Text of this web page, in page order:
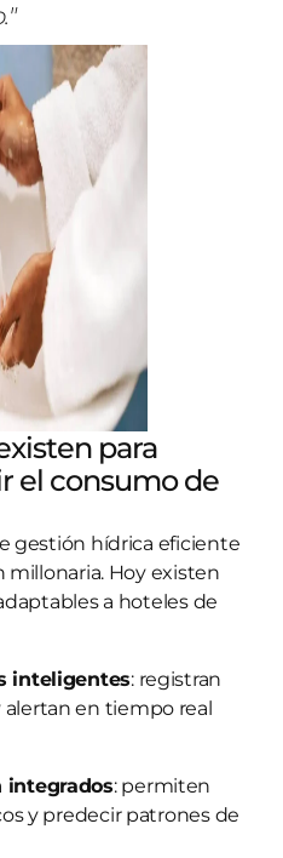
para
el consumo de
gestión hídrica eficiente
Hoy existen
a hoteles de
inteligentes: registran
en tiempo real
integrados: permiten
y predecir patrones de